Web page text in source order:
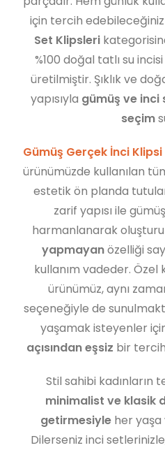
için tercih edebileceğiniz
Set Klipsleri
%100 doğal tatlı su
üretilmiştir. Şıklık ve
yapısıyla gümüş ve inci
seçim
Gümüş Gerçek İnci Klipsi
ürünümüzde kullanılan
estetik ön planda
zarif yapısı ile
harmanlanarak
yapmayanözelliği
kullanım vadeder.
ürünümüz, aynı
seçeneğiyle de
yaşamak isteyenler
açısından eşsiz bir
Stil sahibi kadınların
minimalist ve klasik
getirmesiyle her
Dilerseniz inci